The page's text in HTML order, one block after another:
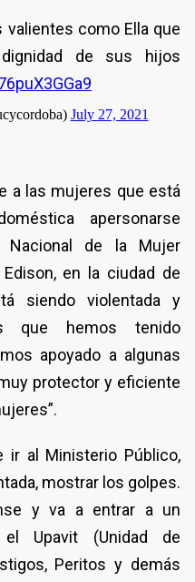
como Ella que
de sus hijos
July 27, 2021
a las mujeres que está
apersonarse
Nacional de la Mujer
en la ciudad de
siendo violentada y
que hemos tenido
apoyado a algunas
protector y eficiente
ir al Ministerio Público,
mostrar los golpes.
y va a entrar a un
Upavit (Unidad de
Peritos y demás